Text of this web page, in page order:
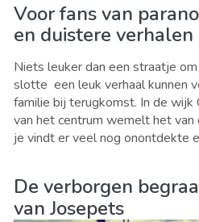
Voor fans van
en duistere verhalen
Niets leuker dan een straatje
slotte een leuk verhaal kunnen
familie bij terugkomst. In de wijk
van het centrum wemelt het van
je vindt er veel nog onontdekte
De verborgen
van Josepets